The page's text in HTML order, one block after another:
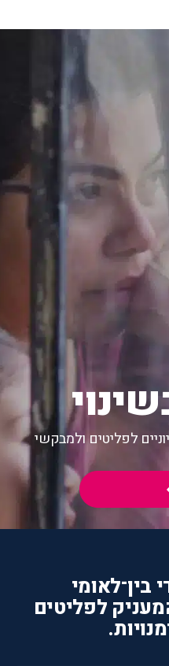
לפליטים ולמבקשי
בין־לאומי
לפליטים